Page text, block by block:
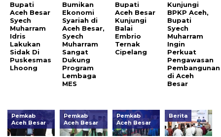
Bupati
Aceh Besar
Syech
Muharram
Idris
Lakukan
Sidak Di
Puskesmas
Lhoong
Bumikan
Ekonomi
Syariah di
Aceh Besar,
Syech
Muharram
Sangat
Dukung
Program
Lembaga
MES
Bupati
Aceh Besar
Kunjungi
Balai
Embrio
Ternak
Cipelang
Kunjungi
BPKP Aceh,
Bupati
Syech
Muharram
Ingin
Perkuat
Pengawasan
Pembangunan
di Aceh
Besar
Pemkab
Aceh Besar
Pemkab
Aceh Besar
Pemkab
Aceh Besar
Berita